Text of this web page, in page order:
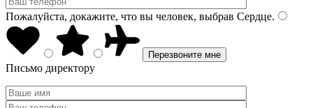
Пожалуйста, докажите, что вы человек, выбрав Сердце.
Письмо директору